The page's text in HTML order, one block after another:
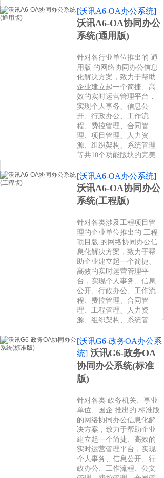
[沃讯A6-OA办公系统]
沃讯A6-OA协同办公
系统(通用版)
针对各行业单位推出的 通
用版 的网络协同办公信息
化解决方案，致力于帮助
企业建立起一个简捷、高
效的实时运营管理平台，
实现个人事务、信息公
开、行政办公、工作流
程、费控管理、合同管
理、项目管理、人力资
源、组织架构、系统管理
等共10个功能版块的完美
[沃讯A6-OA办公系统]
沃讯A6-OA协同办公
系统(工程版)
针对各类涉及工程项目管
理的企业单位推出的 工程
项目版 的网络协同办公信
息化解决方案，致力于帮
助企业建立起一个简捷、
高效的实时运营管理平
台，实现个人事务、信息
公开、行政办公、工作流
程、费控管理、合同管
理、工程管理、人力资
源、组织架构、系统管
[沃讯G6-政务OA办公系
统] 沃讯G6-政务OA
协同办公系统(标准
版)
针对各类 政务机关、事业
单位、国企 推出的 标准版
的网络协同办公信息化解
决方案，致力于帮助企业
建立起一个简捷、高效的
实时运营管理平台，实现
个人事务、信息公开、行
政办公、工作流程、公文